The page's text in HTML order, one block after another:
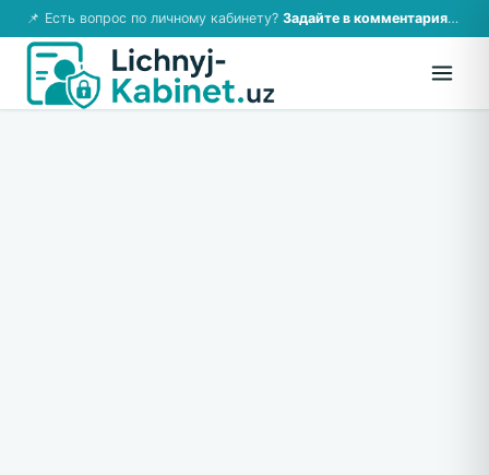
📌 Есть вопрос по личному кабинету? Задайте в комментариях — ответим!